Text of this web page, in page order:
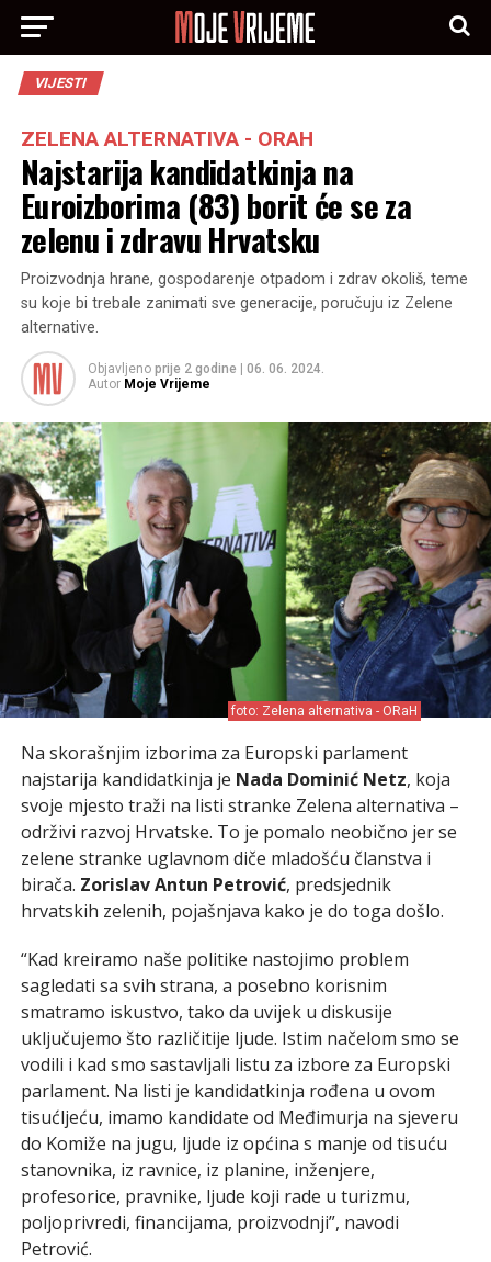
VIJESTI
ZELENA ALTERNATIVA - ORAH
Najstarija kandidatkinja na
Euroizborima (83) borit će se za
zelenu i zdravu Hrvatsku
Proizvodnja hrane, gospodarenje otpadom i zdrav okoliš, teme
su koje bi trebale zanimati sve generacije, poručuju iz Zelene
alternative.
Objavljeno prije 2 godine
06. 06. 2024.
Autor Moje Vrijeme
foto: Zelena alternativa - ORaH
Na skorašnjim izborima za Europski parlament
najstarija kandidatkinja je Nada Dominić Netz, koja
svoje mjesto traži na listi stranke Zelena alternativa –
održivi razvoj Hrvatske. To je pomalo neobično jer se
zelene stranke uglavnom diče mladošću članstva i
birača. Zorislav Antun Petrović, predsjednik
hrvatskih zelenih, pojašnjava kako je do toga došlo.
“Kad kreiramo naše politike nastojimo problem
sagledati sa svih strana, a posebno korisnim
smatramo iskustvo, tako da uvijek u diskusije
uključujemo što različitije ljude. Istim načelom smo se
vodili i kad smo sastavljali listu za izbore za Europski
parlament. Na listi je kandidatkinja rođena u ovom
tisućljeću, imamo kandidate od Međimurja na sjeveru
do Komiže na jugu, ljude iz općina s manje od tisuću
stanovnika, iz ravnice, iz planine, inženjere,
profesorice, pravnike, ljude koji rade u turizmu,
poljoprivredi, financijama, proizvodnji”, navodi
Petrović.